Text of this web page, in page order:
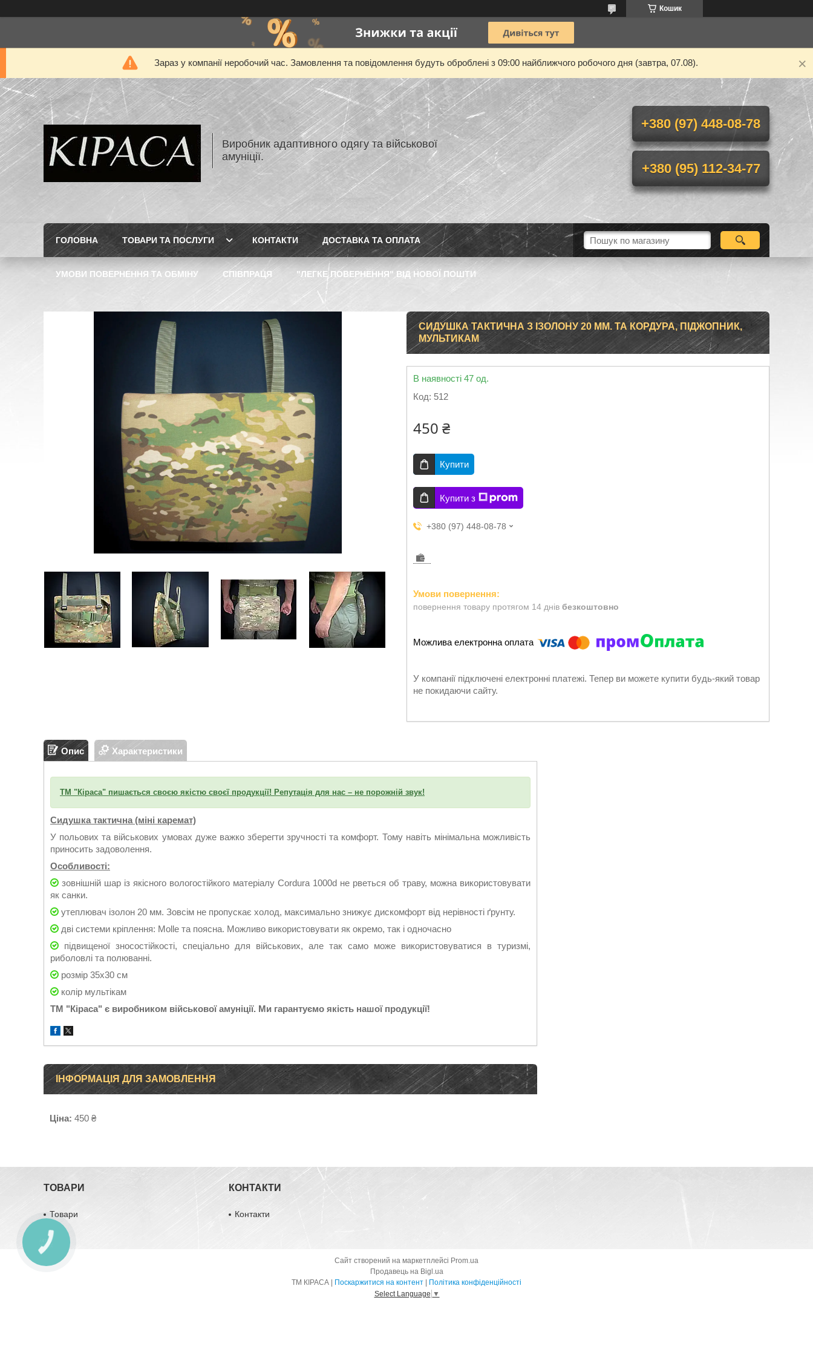
Кошик
Зараз у компанії неробочий час. Замовлення та повідомлення будуть оброблені з 09:00 найближчого робочого дня (завтра, 07.08).
Виробник адаптивного одягу та військової
амуніції.
+380 (97) 448-08-78
+380 (95) 112-34-77
ГОЛОВНА ТОВАРИ ТА ПОСЛУГИ КОНТАКТИ ДОСТАВКА ТА ОПЛАТА
УМОВИ ПОВЕРНЕННЯ ТА ОБМІНУ СПІВПРАЦЯ "ЛЕГКЕ ПОВЕРНЕННЯ" ВІД НОВОЇ ПОШТИ
СИДУШКА ТАКТИЧНА З ІЗОЛОНУ 20 ММ. ТА КОРДУРА, ПІДЖОПНИК,
МУЛЬТИКАМ
В наявності 47 од.
Код: 512
450 ₴
Купити
Купити з
+380 (97) 448-08-78
повернення товару протягом 14 днів безкоштовно
У компанії підключені електронні платежі. Тепер ви можете купити будь-який товар
не покидаючи сайту.
Опис Характеристики
ТМ "Кіраса" пишається своєю якістю своєї продукції! Репутація для нас – не порожній звук!
Сидушка тактична (міні каремат)
У польових та військових умовах дуже важко зберегти зручності та комфорт. Тому навіть мінімальна можливість
приносить задоволення.
Особливості:
зовнішній шар із якісного вологостійкого матеріалу Cordura 1000d не рветься об траву, можна використовувати
як санки.
утеплювач ізолон 20 мм. Зовсім не пропускає холод, максимально знижує дискомфорт від нерівності ґрунту.
дві системи кріплення: Molle та поясна. Можливо використовувати як окремо, так і одночасно
підвищеної зносостійкості, спеціально для військових, але так само може використовуватися в туризмі,
риболовлі та полюванні.
розмір 35х30 см
колір мультікам
ТМ "Кіраса" є виробником військової амуніції. Ми гарантуємо якість нашої продукції!
ІНФОРМАЦІЯ ДЛЯ ЗАМОВЛЕННЯ
Ціна: 450 ₴
ТОВАРИ
Товари
КОНТАКТИ
Контакти
Сайт створений на маркетплейсі Prom.ua
Продавець на Bigl.ua
Поскаржитися на контент
Політика конфіденційності
Select Language ▼